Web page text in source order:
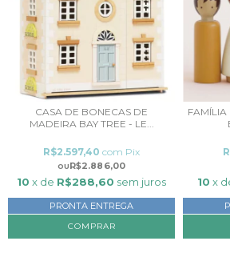
CASA DE BONECAS DE
MADEIRA BAY TREE - LE...
R$2.886,00
R$2.597,40 com Pix
10 x de R$288,60 sem juros
PRONTA ENTREGA
FAMÍLIA
10 x